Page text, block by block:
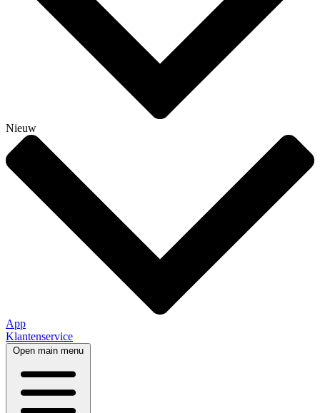
Nieuw
App
Klantenservice
Open main menu